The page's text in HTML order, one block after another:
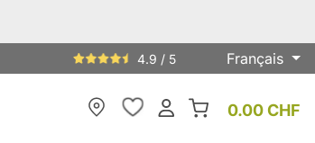
4.9 / 5 Français
0.00 CHF